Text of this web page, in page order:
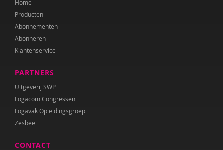
Home
Producten
Abonnementen
Abonneren
Klantenservice
PARTNERS
Uitgeverij SWP
Logacom Congressen
Logavak Opleidingsgroep
Zesbee
CONTACT